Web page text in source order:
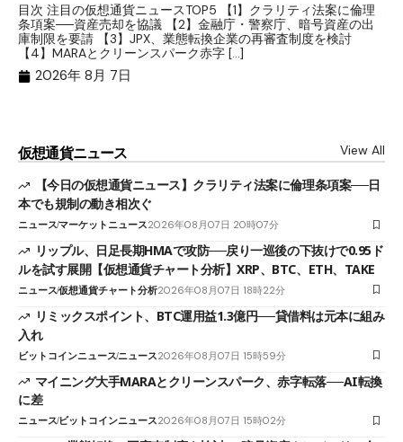
目次 注目の仮想通貨ニュースTOP5 【1】クラリティ法案に倫理
条項案──資産売却を協議 【2】金融庁・警察庁、暗号資産の出
庫制限を要請 【3】JPX、業態転換企業の再審査制度を検討
【4】MARAとクリーンスパーク赤字 […]
2026年 8月 7日
仮想通貨ニュース View All
【今日の仮想通貨ニュース】クラリティ法案に倫理条項案──日
本でも規制の動き相次ぐ
ニュースマーケットニュース2026年08月07日 20時07分
リップル、日足長期HMAで攻防──戻り一巡後の下抜けで0.95ド
ルを試す展開【仮想通貨チャート分析】XRP、BTC、ETH、TAKE
ニュース仮想通貨チャート分析2026年08月07日 18時22分
リミックスポイント、BTC運用益1.3億円──貸借料は元本に組み
入れ
ビットコインニュースニュース2026年08月07日 15時59分
マイニング大手MARAとクリーンスパーク、赤字転落──AI転換
に差
ニュースビットコインニュース2026年08月07日 15時02分